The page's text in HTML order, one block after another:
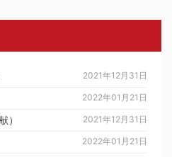
2021年12月31日
2022年01月21日
2021年12月31日
）
2022年01月21日